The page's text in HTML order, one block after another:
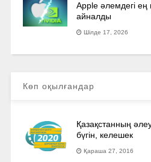
Apple әлемдегі
айналды
Шілде 17, 2026
Көп оқылғандар
Қазақстанның
бүгін, келешек
Қараша 27, 2016